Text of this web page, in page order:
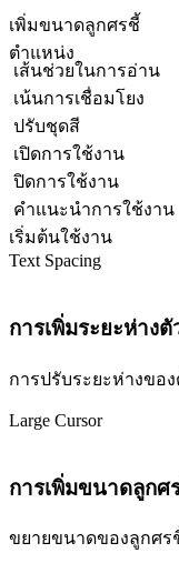
เพิ่มขนาดลูกศรชี้
ตำแหน่ง
เส้นช่วยในการอ่าน
เน้นการเชื่อมโยง
ปรับชุดสี
เปิดการใช้งาน
ปิดการใช้งาน
คำแนะนำการใช้งาน
เริ่มต้นใช้งาน
Text Spacing
การเพิ่มระยะห่าง
การปรับระยะห่างขอ
Large Cursor
การเพิ่มขนาดลูกศ
ขยายขนาดของลูกศร